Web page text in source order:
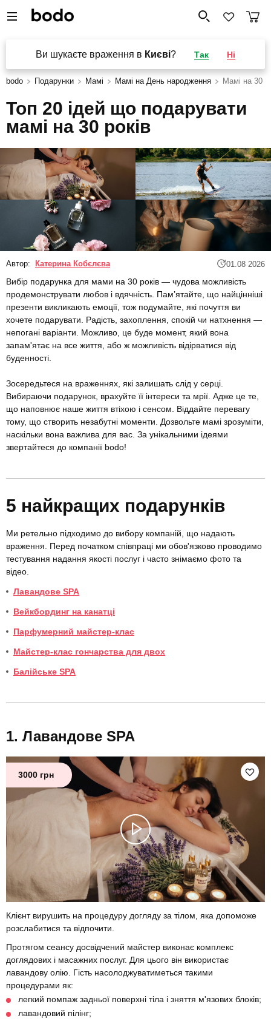
Ви шукаєте враження в Києві? Так Ні
bodo Подарунки Мамі Мамі на День народження Мамі на 30
Топ 20 ідей що подарувати
мамі на 30 років
Автор: Катерина Кобєлєва 01.08 2026
Вибір подарунка для мами на 30 років — чудова можливість
продемонструвати любов і вдячність. Пам’ятайте, що найцінніші
презенти викликають емоції, тож подумайте, які почуття ви
хочете подарувати. Радість, захоплення, спокій чи натхнення —
непогані варіанти. Можливо, це буде момент, який вона
запам'ятає на все життя, або ж можливість відірватися від
буденності.
Зосередьтеся на враженнях, які залишать слід у серці.
Вибираючи подарунок, врахуйте її інтереси та мрії. Адже це те,
що наповнює наше життя втіхою і сенсом. Віддайте перевагу
тому, що створить незабутні моменти. Дозвольте мамі зрозуміти,
наскільки вона важлива для вас. За унікальними ідеями
звертайтеся до компанії bodo!
5 найкращих подарунків
Ми ретельно підходимо до вибору компаній, що надають
враження. Перед початком співпраці ми обов'язково проводимо
тестування надання якості послуг і часто знімаємо фото та
відео.
Лавандове SPA
Вейкбординг на канатці
Парфумерний майстер-клас
Майстер-клас гончарства для двох
Балійське SPA
Лавандове SPA
3000 грн
Клієнт вирушить на процедуру догляду за тілом, яка допоможе
розслабитися та відпочити.
Протягом сеансу досвідчений майстер виконає комплекс
доглядових і масажних послуг. Для цього він використає
лавандову олію. Гість насолоджуватиметься такими
процедурами як:
легкий помпаж задньої поверхні тіла і зняття м'язових блоків;
лавандовий пілінг;